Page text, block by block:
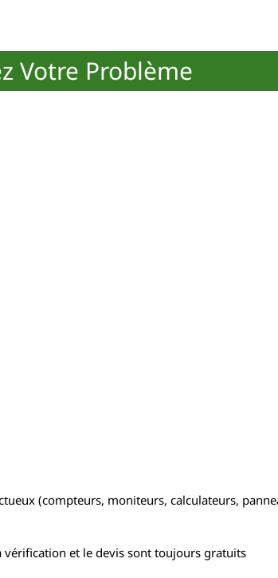
Votre Problème
(compteurs, moniteurs, calculateurs,
et le devis sont toujours gratuits